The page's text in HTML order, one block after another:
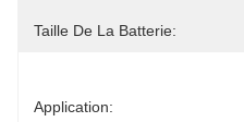
Taille De La Batterie:
Application: